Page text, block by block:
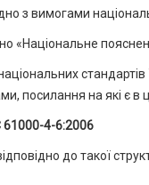
з вимогами
«Національне
стандартів
посилання на які є в
61000-4-6:2006
до такої